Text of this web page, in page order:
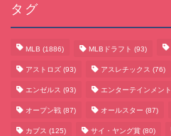
タグ
MLB (1886) MLBドラフト (93)
アストロズ (93) アスレチックス (76)
エンゼルス (93) エンターテインメント
オープン戦 (87) オールスター (87)
カブス (125) サイ・ヤング賞 (80)